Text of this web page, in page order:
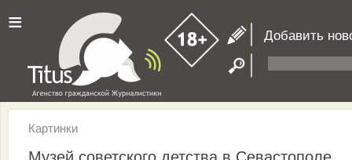
≡ Добавить
Картинки
Музей советского детства в Севастополе